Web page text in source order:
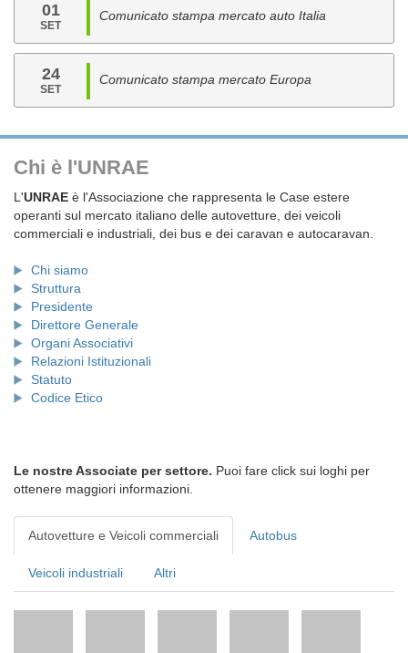
01
SET
Comunicato stampa mercato auto Italia
24
SET
Comunicato stampa mercato Europa
Chi è l'UNRAE
L'UNRAE è l'Associazione che rappresenta le Case estere
operanti sul mercato italiano delle autovetture, dei veicoli
commerciali e industriali, dei bus e dei caravan e autocaravan.
Chi siamo
Struttura
Presidente
Direttore Generale
Organi Associativi
Relazioni Istituzionali
Statuto
Codice Etico
Le nostre Associate per settore. Puoi fare click sui loghi per
ottenere maggiori informazioni.
Autovetture e Veicoli commerciali Autobus
Veicoli industriali Altri